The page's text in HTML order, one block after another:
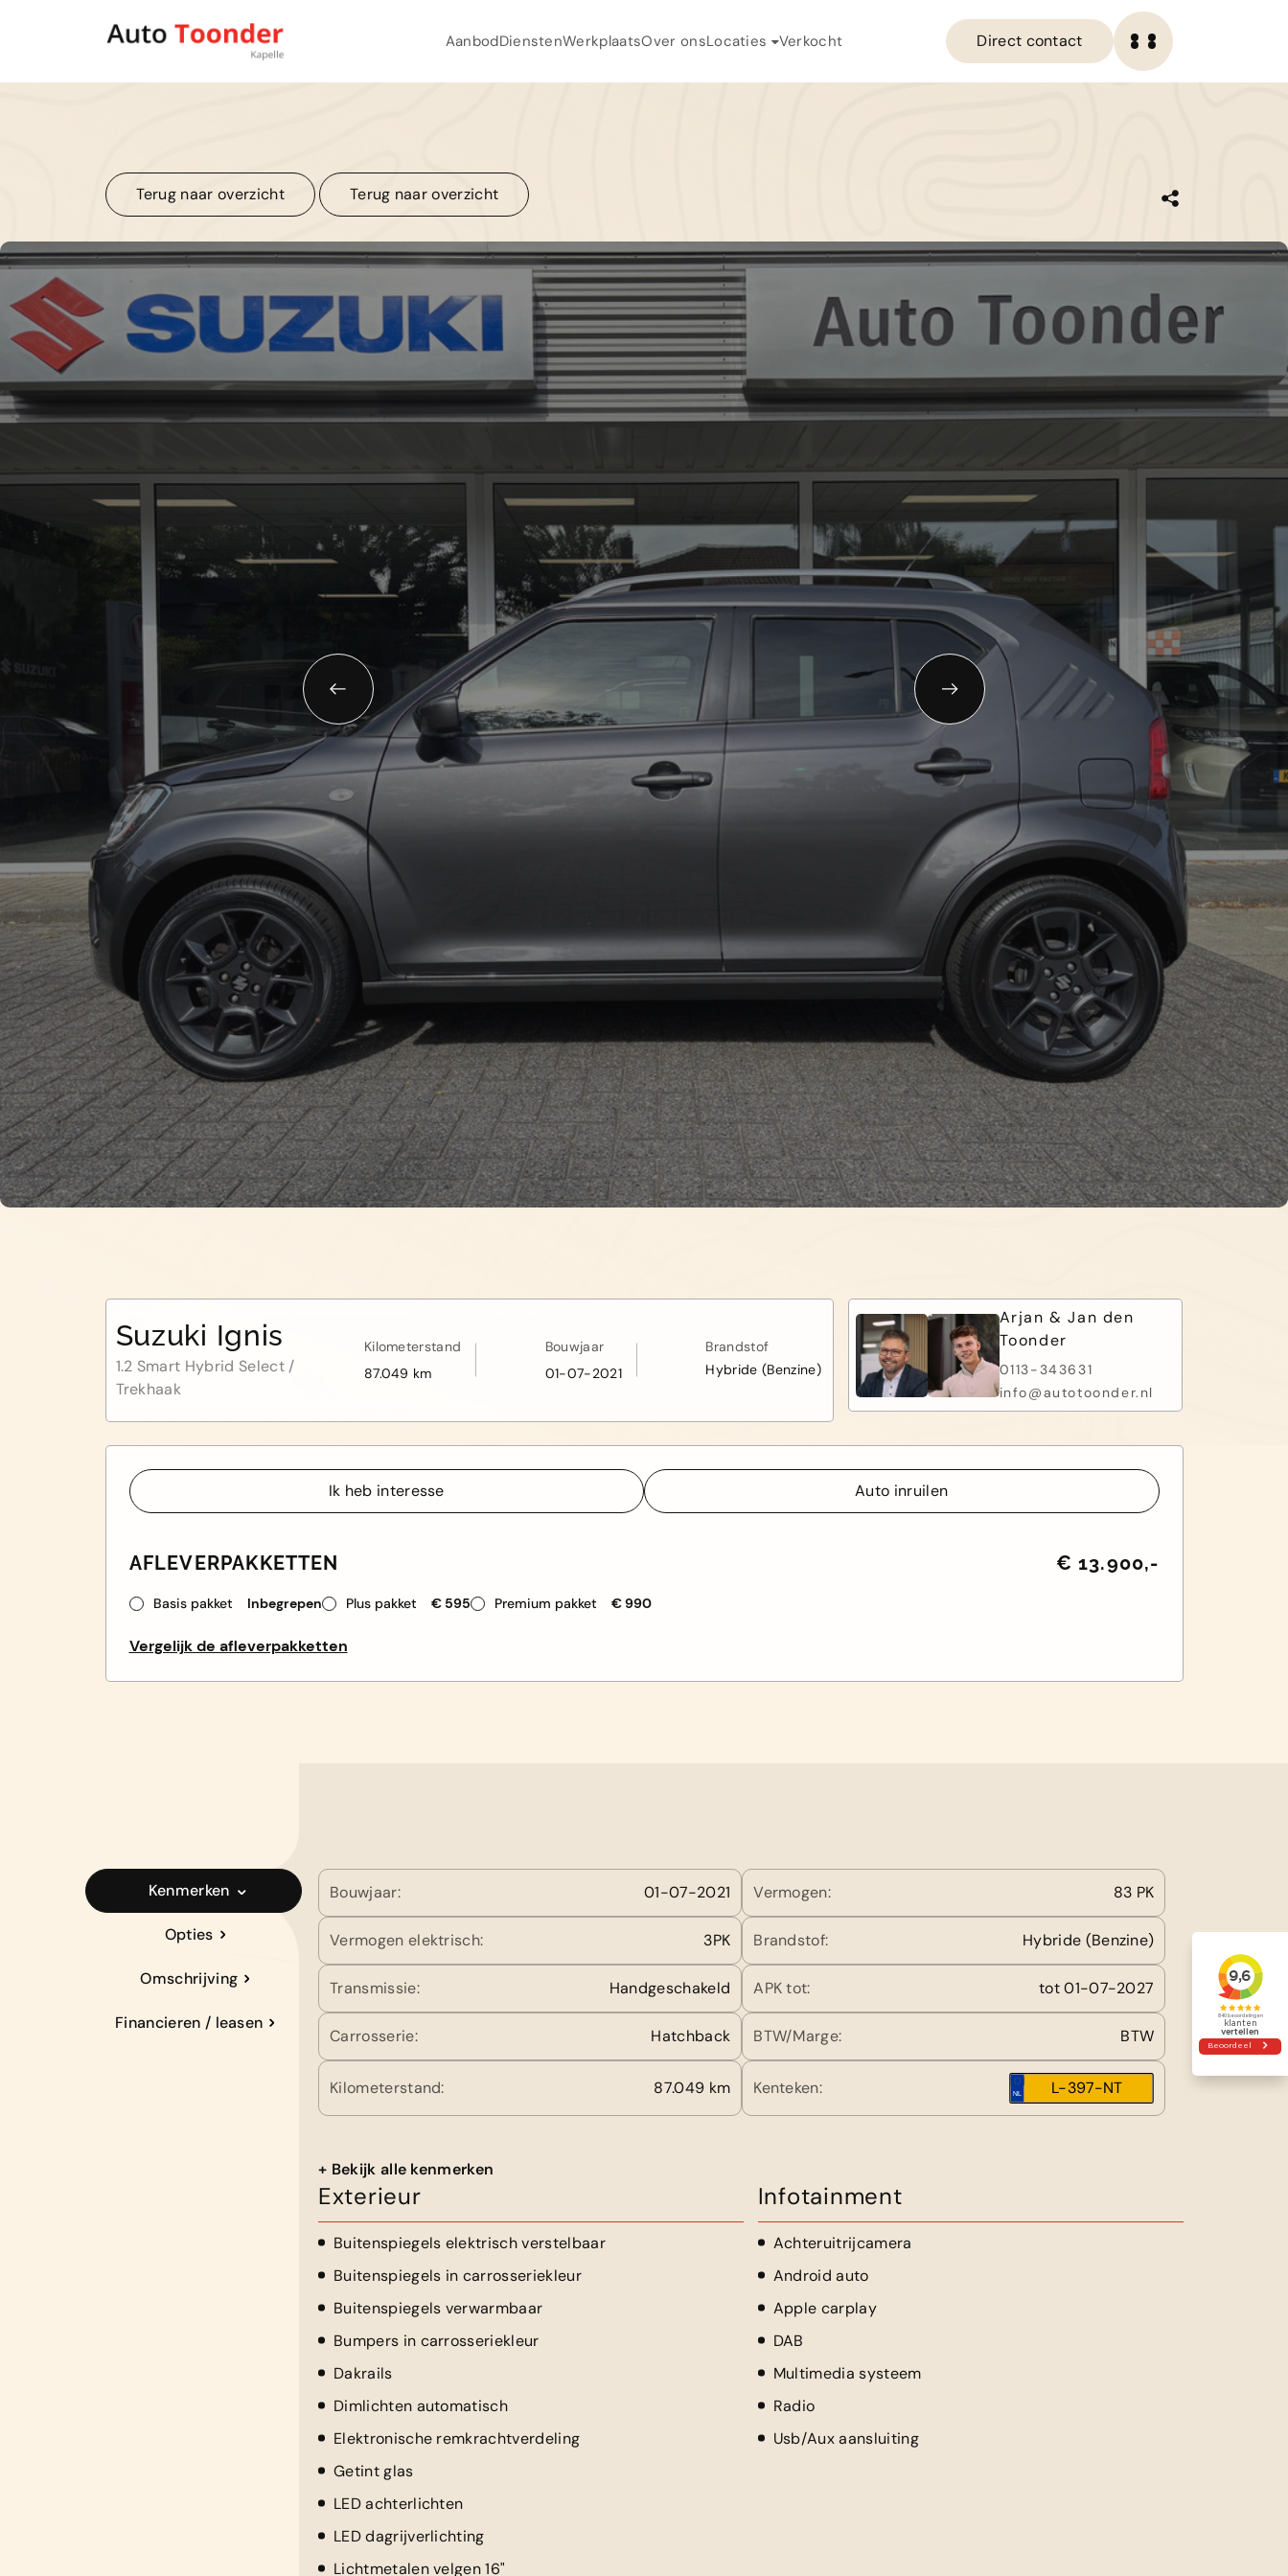
AanbodDienstenWerkplaatsOver onsLocaties Verkocht
Direct contact
HOME
VERKOCHT
CONTACT
0113-343631
Biezelingsestraat 50 4421 BT Kapelle
Terug naar overzicht
Terug naar overzicht
Suzuki Ignis
1.2 Smart Hybrid Select /
Trekhaak
Kilometerstand
87.049 km
Bouwjaar
01-07-2021
Brandstof
Hybride (Benzine)
Arjan & Jan den
Toonder
0113-343631
info@autotoonder.nl
Ik heb interesse
Auto inruilen
AFLEVERPAKKETTEN € 13.900,-
Basis pakket Inbegrepen Plus pakket € 595 Premium pakket € 990
Vergelijk de afleverpakketten
Kenmerken
Opties
Omschrijving
Financieren / leasen
Bouwjaar: 01-07-2021 Vermogen: 83 PK
Vermogen elektrisch: 3PK Brandstof: Hybride (Benzine)
Transmissie: Handgeschakeld APK tot: tot 01-07-2027
Carrosserie: Hatchback BTW/Marge: BTW
Kilometerstand: 87.049 km Kenteken: L-397-NT
+ Bekijk alle kenmerken
Exterieur
Buitenspiegels elektrisch verstelbaar
Buitenspiegels in carrosseriekleur
Buitenspiegels verwarmbaar
Bumpers in carrosseriekleur
Dakrails
Dimlichten automatisch
Elektronische remkrachtverdeling
Getint glas
LED achterlichten
LED dagrijverlichting
Lichtmetalen velgen 16"
Infotainment
Achteruitrijcamera
Android auto
Apple carplay
DAB
Multimedia systeem
Radio
Usb/Aux aansluiting